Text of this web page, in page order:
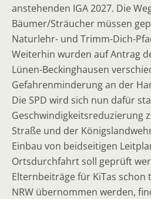
anstehenden IGA 2027. Die
Bäumer/Sträucher müssen
Naturlehr- und Trimm-Dich-
Weiterhin wurden auf Antrag
Lünen-Beckinghausen
Gefahrenminderung an der
Die SPD wird sich nun dafür
Geschwindigkeitsreduzierung
Straße und der
Einbau von beidseitigen
Ortsdurchfahrt soll geprüft
Elternbeiträge für KiTas schon
NRW übernommen werden,